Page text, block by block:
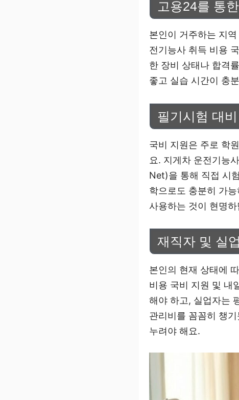
고용24를 통
본인이 거주하는 지
전기능사 취득 비용
한 장비 상태나 합격
좋고 실습 시간이 충
필기시험 대
국비 지원은 주로 학
요. 지게차 운전기능
Net)을 통해 직접 시
학으로도 충분히 가
사용하는 것이 현명
재직자 및 실
본인의 현재 상태에
비용 국비 지원 및 내
해야 하고, 실업자는
관리비를 꼼꼼히 챙
누려야 해요.